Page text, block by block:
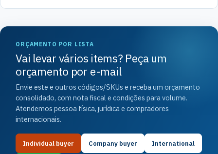
ORÇAMENTO POR LISTA
Vai levar vários items? Peça um
orçamento por e-mail
Envie este e outros códigos/SKUs e receba um orçamento
consolidado, com nota fiscal e condições para volume.
Atendemos pessoa física, jurídica e compradores
internacionais.
Individual buyer Company buyer International